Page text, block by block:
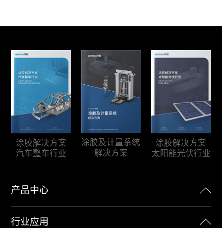
产品中心
行业应用
涂胶解决方案
汽车整车行业
涂胶及计量系统
解决方案
涂胶解决方案
太阳能光伏行业